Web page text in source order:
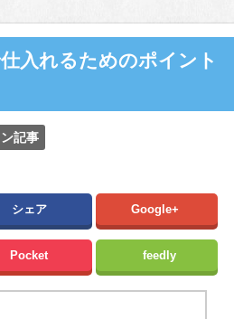
入れるためのポイント
記事
シェア Google+
Pocket feedly